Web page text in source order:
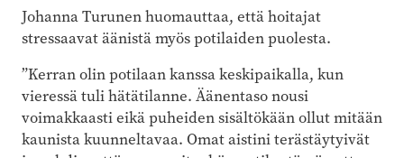
Johanna Turunen huomauttaa, että hoitajat
stressaavat äänistä myös potilaiden puolesta.
”Kerran olin potilaan kanssa keskipaikalla, kun
vieressä tuli hätätilanne. Äänentaso nousi
voimakkaasti eikä puheiden sisältökään ollut mitään
kaunista kuunneltavaa. Omat aistini terästäytyivät